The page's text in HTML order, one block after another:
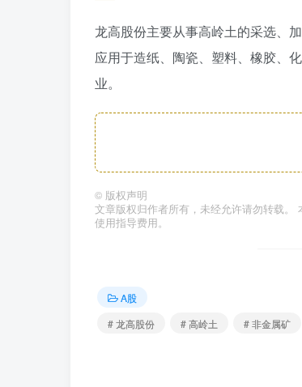
龙高股份主要从事高岭土的采选、
应用于造纸、陶瓷、塑料、橡胶、
业。
© 版权声明
文章版权归作者所有，未经允许请勿转载。
使用指导费用。
A股
# 龙高股份
# 高岭土 # 非金属矿